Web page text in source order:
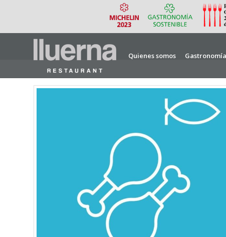
Quienes somos Gastronomía